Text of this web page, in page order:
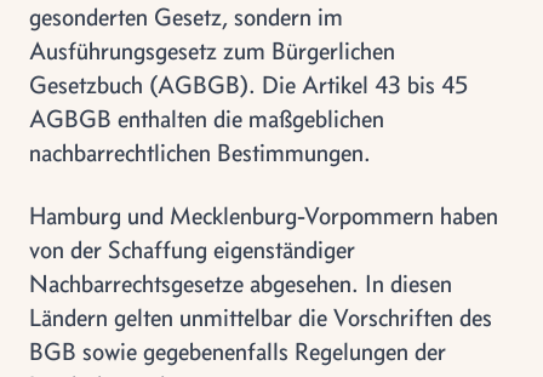
gesonderten Gesetz, sondern im
Ausführungsgesetz zum Bürgerlichen
Gesetzbuch (AGBGB). Die Artikel 43 bis 45
AGBGB enthalten die maßgeblichen
nachbarrechtlichen Bestimmungen.
Hamburg und Mecklenburg-Vorpommern haben
von der Schaffung eigenständiger
Nachbarrechtsgesetze abgesehen. In diesen
Ländern gelten unmittelbar die Vorschriften des
BGB sowie gegebenenfalls Regelungen der